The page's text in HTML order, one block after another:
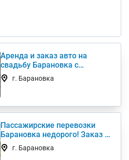
Аренда и заказ авто на
свадьбу Барановка с
водителем Chrysler, Mercedes,
Toyota
г. Барановка
Пассажирские перевозки
Барановка недорого! Заказ и
аренда микроавтобуса
г. Барановка